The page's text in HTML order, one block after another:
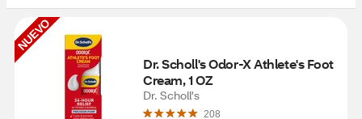
NUEVO
Dr. Scholl's Odor-X Athlete's Foot
Cream, 1 OZ
Dr. Scholl's
208